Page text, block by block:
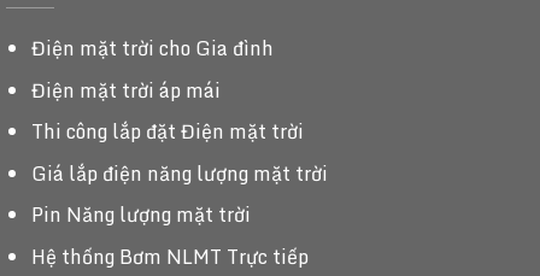
Điện mặt trời cho Gia đình
Điện mặt trời áp mái
Thi công lắp đặt Điện mặt trời
Giá lắp điện năng lượng mặt trời
Pin Năng lượng mặt trời
Hệ thống Bơm NLMT Trực tiếp